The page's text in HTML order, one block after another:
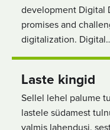
development Digital
promises and
digitalization.
Laste kingid
Sellel lehel palume
lastele südamest
valmis lahendusi,